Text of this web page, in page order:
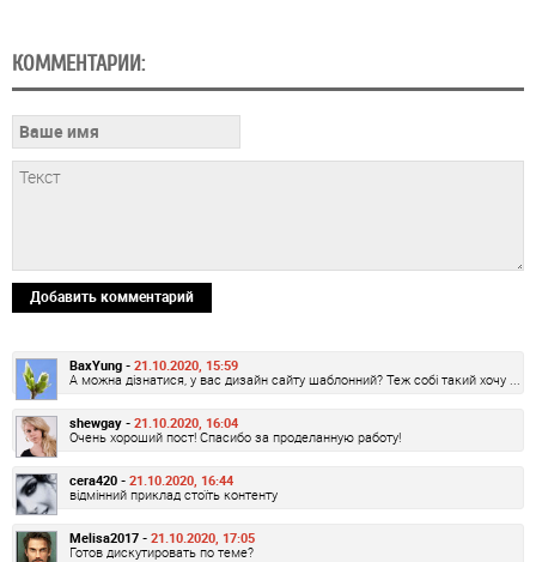
КОММЕНТАРИИ:
Добавить комментарий
BaxYung - 21.10.2020, 15:59
А можна дізнатися, у вас дизайн сайту шаблонний? Теж собі такий хочу ...
shewgay - 21.10.2020, 16:04
Очень хороший пост! Спасибо за проделанную работу!
cera420 - 21.10.2020, 16:44
відмінний приклад стоїть контенту
Melisa2017 - 21.10.2020, 17:05
Готов дискутировать по теме?